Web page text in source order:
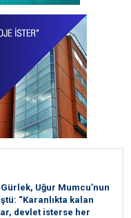
Uğur Mumcu’nun
“Karanlıkta kalan
devlet isterse her